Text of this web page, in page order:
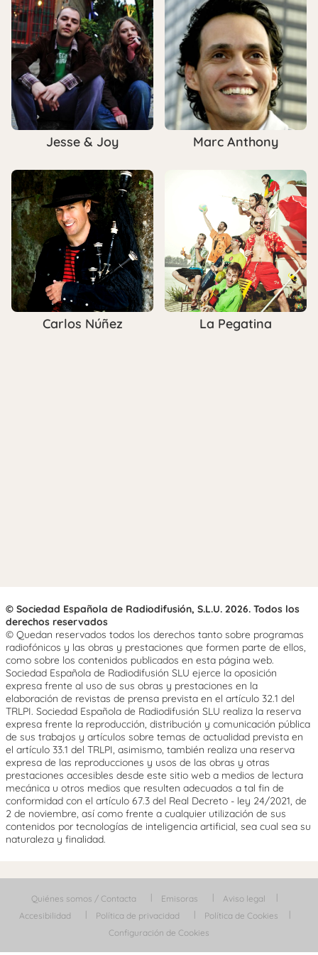
Jesse & Joy Marc Anthony
Carlos Núñez La Pegatina
© Sociedad Española de Radiodifusión, S.L.U. 2026. Todos los
derechos reservados
© Quedan reservados todos los derechos tanto sobre programas
radiofónicos y las obras y prestaciones que formen parte de ellos,
como sobre los contenidos publicados en esta página web.
Sociedad Española de Radiodifusión SLU ejerce la oposición
expresa frente al uso de sus obras y prestaciones en la
elaboración de revistas de prensa prevista en el artículo 32.1 del
TRLPI. Sociedad Española de Radiodifusión SLU realiza la reserva
expresa frente la reproducción, distribución y comunicación pública
de sus trabajos y artículos sobre temas de actualidad prevista en
el artículo 33.1 del TRLPI, asimismo, también realiza una reserva
expresa de las reproducciones y usos de las obras y otras
prestaciones accesibles desde este sitio web a medios de lectura
mecánica u otros medios que resulten adecuados a tal fin de
conformidad con el artículo 67.3 del Real Decreto - ley 24/2021, de
2 de noviembre, así como frente a cualquier utilización de sus
contenidos por tecnologías de inteligencia artificial, sea cual sea su
naturaleza y finalidad.
Quiénes somos / Contacta Emisoras
Aviso legal
Accesibilidad
Política de privacidad
Política de Cookies
Configuración de Cookies